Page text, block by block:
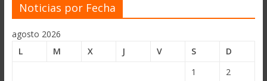
Noticias por Fecha
agosto 2026
L
M X J V S
D
1
2